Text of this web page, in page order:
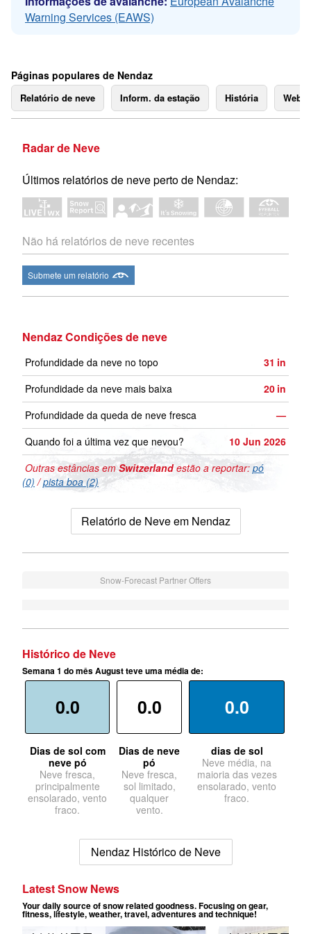
Warning Services (EAWS)
Páginas populares de Nendaz
Relatório de neve Inform. da estação História
Radar de Neve
Últimos relatórios de neve perto de Nendaz:
Não há relatórios de neve recentes
Submete um relatório
Nendaz Condições de neve
Profundidade da neve no topo 31 in
Profundidade da neve mais baixa
20 in
Profundidade da queda de neve fresca
—
Quando foi a última vez que nevou?
10 Jun 2026
Outras estâncias emSwitzerlandestão a reportar: pó
(0) /pista boa (2)
Relatório de Neve em Nendaz
Snow-Forecast Partner Offers
Histórico de Neve
Semana 1 do mês August teve uma média de:
0.0
Dias de sol com
neve pó
Neve fresca,
principalmente
ensolarado, vento
fraco.
0.0
Dias de neve
pó
Neve fresca,
sol limitado,
qualquer
vento.
0.0
dias de sol
Neve média, na
maioria das vezes
ensolarado, vento
fraco.
Nendaz Histórico de Neve